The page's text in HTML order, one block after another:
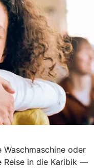
oder
Reise in die Karibik —